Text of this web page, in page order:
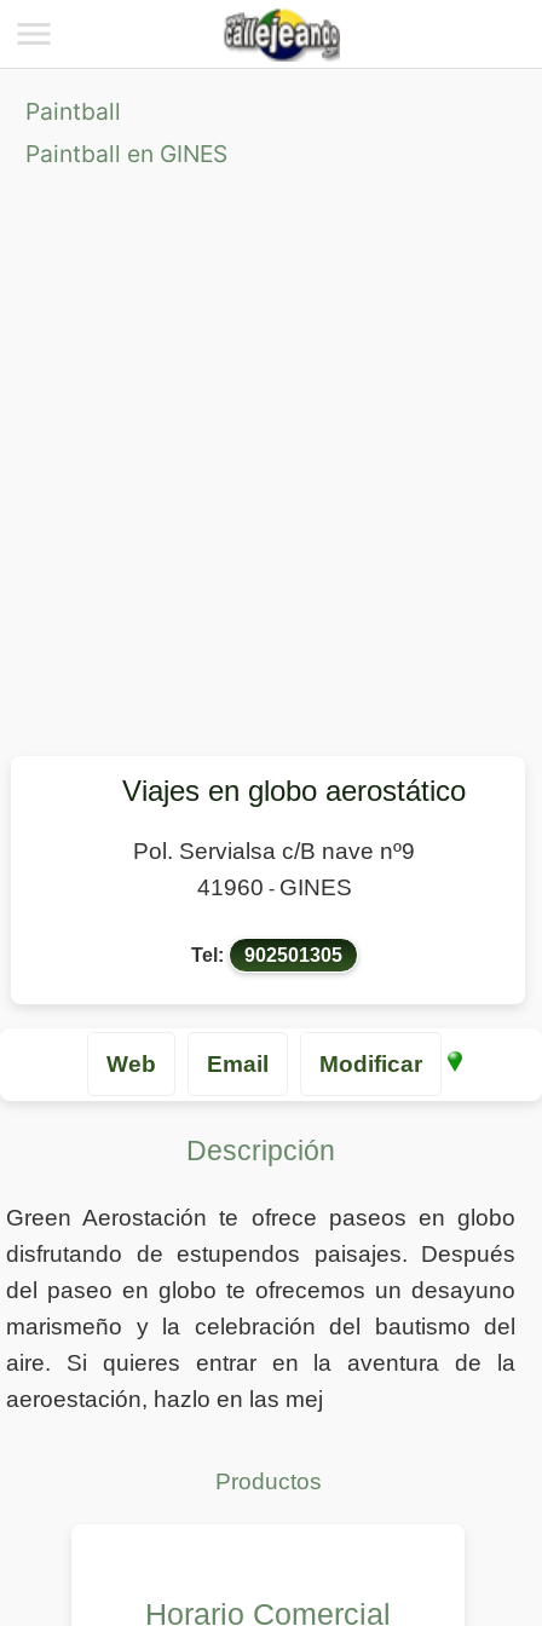
Paintball
Paintball en GINES
Viajes en globo aerostático
Pol. Servialsa c/B nave nº9
41960 - GINES
Tel: 902501305
Web Email Modificar
Descripción
Green Aerostación te ofrece paseos en globo
disfrutando de estupendos paisajes. Después
del paseo en globo te ofrecemos un desayuno
marismeño y la celebración del bautismo del
aire. Si quieres entrar en la aventura de la
aeroestación, hazlo en las mej
Productos
Horario Comercial